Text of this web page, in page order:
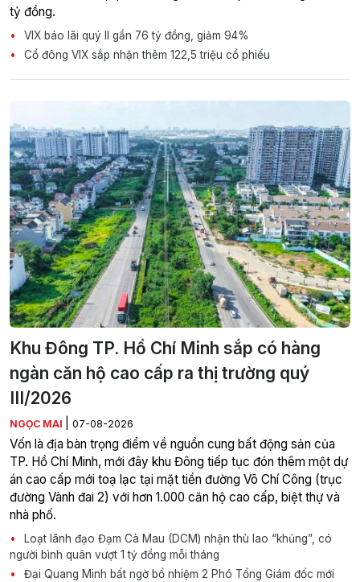
tỷ đồng.
VIX báo lãi quý II gần 76 tỷ đồng, giảm 94%
Cổ đông VIX sắp nhận thêm 122,5 triệu cổ phiếu
Khu Đông TP. Hồ Chí Minh sắp có hàng
ngàn căn hộ cao cấp ra thị trường quý
III/2026
NGỌC MAI 07-08-2026
Vốn là địa bàn trọng điểm về nguồn cung bất động sản của
TP. Hồ Chí Minh, mới đây khu Đông tiếp tục đón thêm một dự
án cao cấp mới toạ lạc tại mặt tiền đường Võ Chí Công (trục
đường Vành đai 2) với hơn 1.000 căn hộ cao cấp, biệt thự và
nhà phố.
Loạt lãnh đạo Đạm Cà Mau (DCM) nhận thù lao “khủng”, có
người bình quân vượt 1 tỷ đồng mỗi tháng
Đại Quang Minh bất ngờ bổ nhiệm 2 Phó Tổng Giám đốc mới